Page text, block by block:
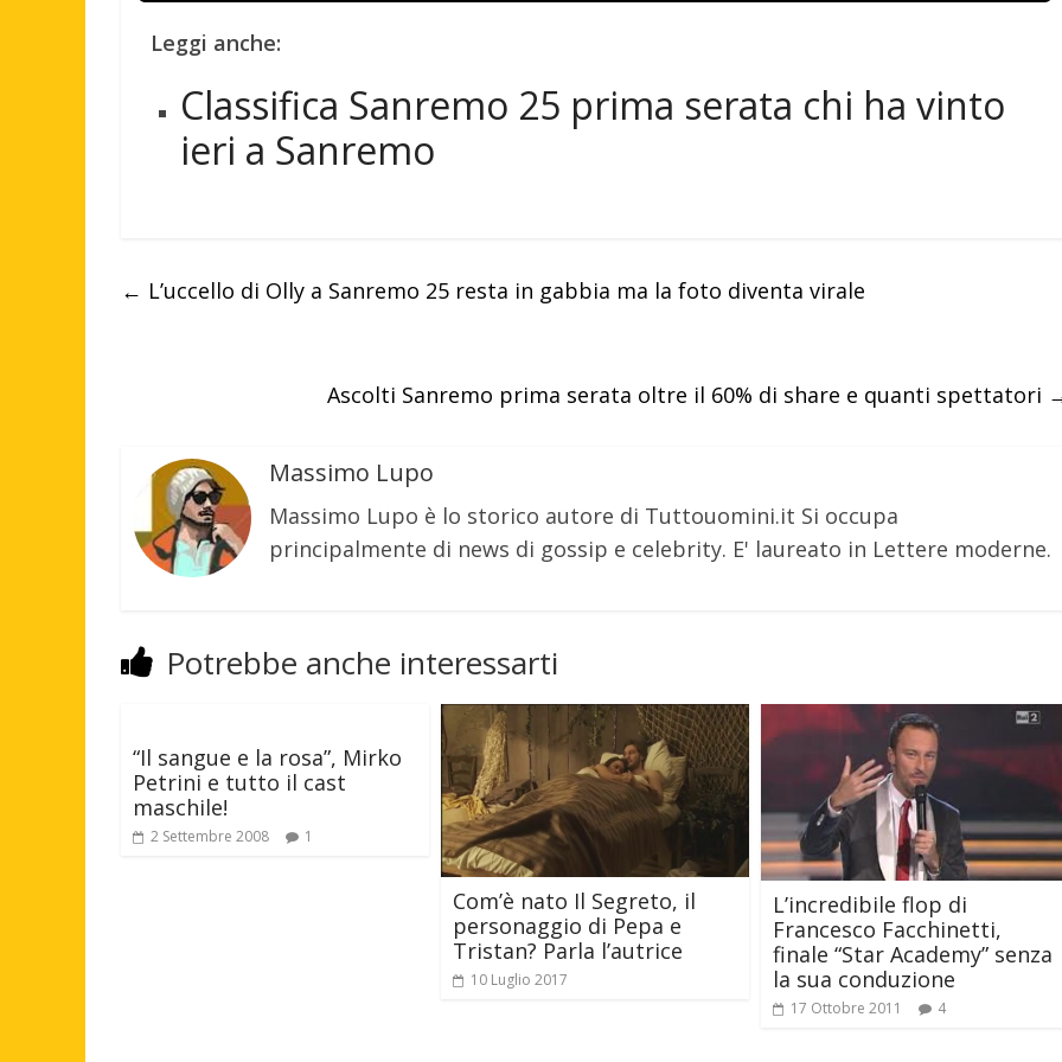
Leggi anche:
Classifica Sanremo 25 prima serata chi ha vinto
ieri a Sanremo
← L’uccello di Olly a Sanremo 25 resta in gabbia ma la foto diventa virale
Ascolti Sanremo prima serata oltre il 60% di share e quanti spettatori
Massimo Lupo
Massimo Lupo è lo storico autore di Tuttouomini.it Si occupa
principalmente di news di gossip e celebrity. E' laureato in Lettere moderne.
Potrebbe anche interessarti
“Il sangue e la rosa”, Mirko
Petrini e tutto il cast
maschile!
2 Settembre 2008 1
Com’è nato Il Segreto, il
personaggio di Pepa e
Tristan? Parla l’autrice
10 Luglio 2017
L’incredibile flop di
Francesco Facchinetti,
finale “Star Academy” senza
la sua conduzione
17 Ottobre 2011 4